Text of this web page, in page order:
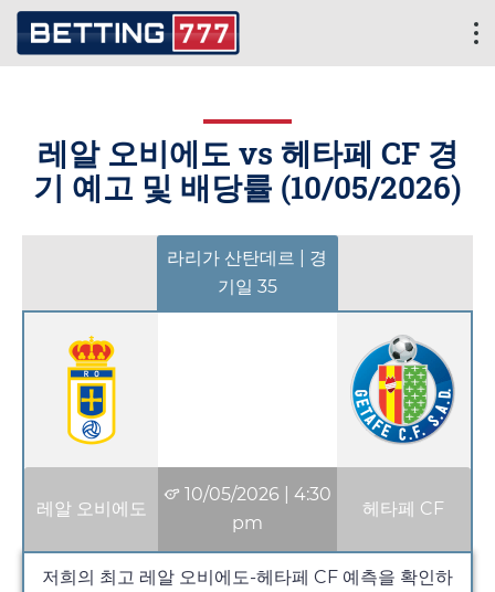
레알 오비에도 vs 헤타페 CF 경
기 예고 및 배당률 (10/05/2026)
라리가 산탄데르 | 경
기일 35
레알 오비에도
10/05/2026
4:30
pm
헤타페 CF
저희의 최고 레알 오비에도-헤타페 CF 예측을 확인하